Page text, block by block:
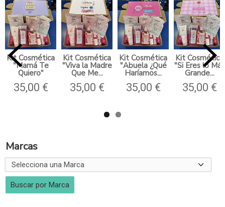
Marcas
Kit Cosmética
"Mamá Te
Quiero"
35,00 €
Kit Cosmética
"Viva la Madre
Que Me...
35,00 €
Kit Cosmética
"Abuela ¿Qué
Haríamos...
35,00 €
Kit Cosmética
"Si Eres lo Más
Grande...
35,00 €